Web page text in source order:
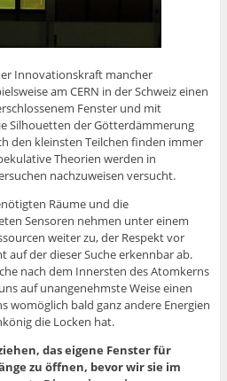
Innovationskraft mancher
am CERN in der Schweiz einen
Fenster und mit
Silhouetten der Götterdämmerung
den kleinsten Teilchen finden immer
Theorien werden in
nachzuweisen versucht.
Räume und die
Sensoren nehmen unter einem
weiter zu, der Respekt vor
auf der dieser Suche erkennbar ab.
nach dem Innersten des Atomkerns
auf unangenehmste Weise einen
womöglich bald ganz andere Energien
die Locken hat.
das eigene Fenster für
zu öffnen, bevor wir sie im